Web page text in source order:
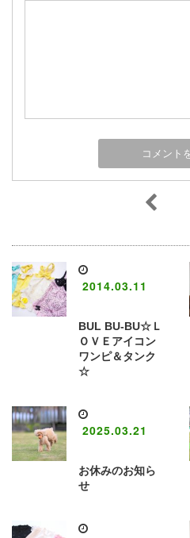
2014.03.11
BUL BU-BU☆Ｌ
ＯＶＥアイコン
ワンピ＆タンク
☆
2025.03.21
お休みのお知ら
せ